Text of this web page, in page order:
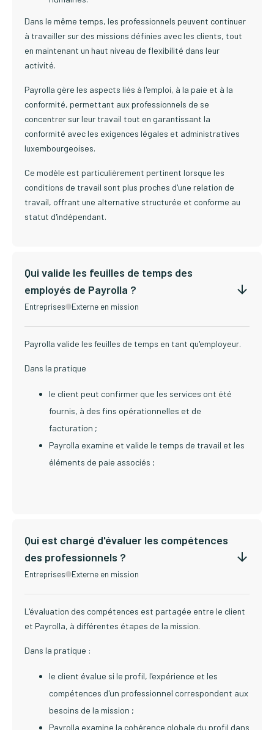
Dans le même temps, les professionnels peuvent continuer
à travailler sur des missions définies avec les clients, tout
en maintenant un haut niveau de flexibilité dans leur
activité.
Payrolla gère les aspects liés à l'emploi, à la paie et à la
conformité, permettant aux professionnels de se
concentrer sur leur travail tout en garantissant la
conformité avec les exigences légales et administratives
luxembourgeoises.
Ce modèle est particulièrement pertinent lorsque les
conditions de travail sont plus proches d'une relation de
travail, offrant une alternative structurée et conforme au
statut d'indépendant.
Qui valide les feuilles de temps des
employés de Payrolla ?
Entreprises Externe en mission
Payrolla valide les feuilles de temps en tant qu'employeur.
Dans la pratique
le client peut confirmer que les services ont été
fournis, à des fins opérationnelles et de
facturation ;
Payrolla examine et valide le temps de travail et les
éléments de paie associés ;
Qui est chargé d'évaluer les compétences
des professionnels ?
Entreprises Externe en mission
L'évaluation des compétences est partagée entre le client
et Payrolla, à différentes étapes de la mission.
Dans la pratique :
le client évalue si le profil, l'expérience et les
compétences d'un professionnel correspondent aux
besoins de la mission ;
Payrolla examine la cohérence globale du profil dans